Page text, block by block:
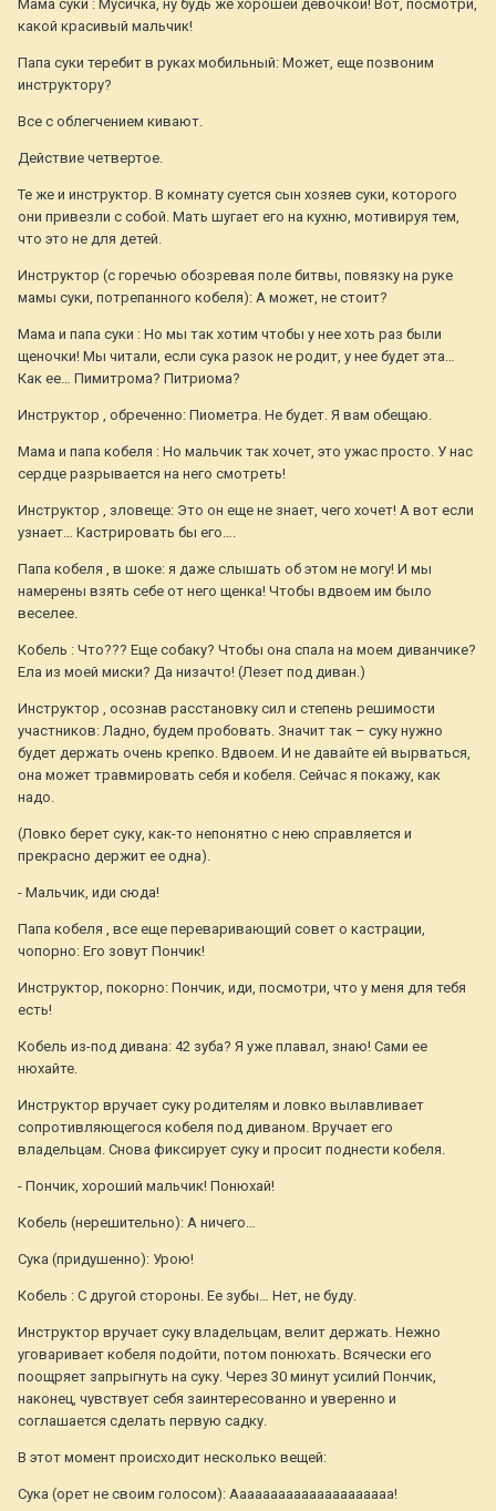
Мама суки : Мусичка, ну будь же хорошей девочкой! Вот, посмотри,
какой красивый мальчик!
Папа суки теребит в руках мобильный: Может, еще позвоним
инструктору?
Все с облегчением кивают.
Действие четвертое.
Те же и инструктор. В комнату суется сын хозяев суки, которого
они привезли с собой. Мать шугает его на кухню, мотивируя тем,
что это не для детей.
Инструктор (с горечью обозревая поле битвы, повязку на руке
мамы суки, потрепанного кобеля): А может, не стоит?
Мама и папа суки : Но мы так хотим чтобы у нее хоть раз были
щеночки! Мы читали, если сука разок не родит, у нее будет эта…
Как ее… Пимитрома? Питриома?
Инструктор , обреченно: Пиометра. Не будет. Я вам обещаю.
Мама и папа кобеля : Но мальчик так хочет, это ужас просто. У нас
сердце разрывается на него смотреть!
Инструктор , зловеще: Это он еще не знает, чего хочет! А вот если
узнает… Кастрировать бы его….
Папа кобеля , в шоке: я даже слышать об этом не могу! И мы
намерены взять себе от него щенка! Чтобы вдвоем им было
веселее.
Кобель : Что??? Еще собаку? Чтобы она спала на моем диванчике?
Ела из моей миски? Да низачто! (Лезет под диван.)
Инструктор , осознав расстановку сил и степень решимости
участников: Ладно, будем пробовать. Значит так – суку нужно
будет держать очень крепко. Вдвоем. И не давайте ей вырваться,
она может травмировать себя и кобеля. Сейчас я покажу, как
надо.
(Ловко берет суку, как-то непонятно с нею справляется и
прекрасно держит ее одна).
- Мальчик, иди сюда!
Папа кобеля , все еще переваривающий совет о кастрации,
чопорно: Его зовут Пончик!
Инструктор, покорно: Пончик, иди, посмотри, что у меня для тебя
есть!
Кобель из-под дивана: 42 зуба? Я уже плавал, знаю! Сами ее
нюхайте.
Инструктор вручает суку родителям и ловко вылавливает
сопротивляющегося кобеля под диваном. Вручает его
владельцам. Снова фиксирует суку и просит поднести кобеля.
- Пончик, хороший мальчик! Понюхай!
Кобель (нерешительно): А ничего…
Сука (придушенно): Урою!
Кобель : С другой стороны. Ее зубы… Нет, не буду.
Инструктор вручает суку владельцам, велит держать. Нежно
уговаривает кобеля подойти, потом понюхать. Всячески его
поощряет запрыгнуть на суку. Через 30 минут усилий Пончик,
наконец, чувствует себя заинтересованно и уверенно и
соглашается сделать первую садку.
В этот момент происходит несколько вещей:
Сука (орет не своим голосом): Ааааааааааааааааааааа!